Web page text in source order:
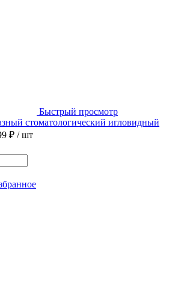
Быстрый просмотр
стоматологический игловидный
₽ / шт